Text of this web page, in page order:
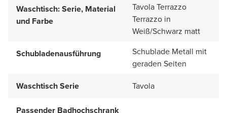
Waschtisch: Serie, Material
und Farbe
Tavola Terrazzo
Terrazzo in
Weiß/Schwarz matt
Schubladenausführung
Schublade Metall mit
geraden Seiten
Waschtisch Serie
Tavola
Passender Badhochschrank